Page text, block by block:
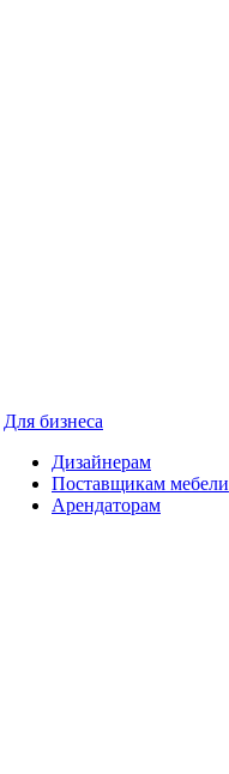
Для бизнеса
Дизайнерам
Поставщикам мебели
Арендаторам